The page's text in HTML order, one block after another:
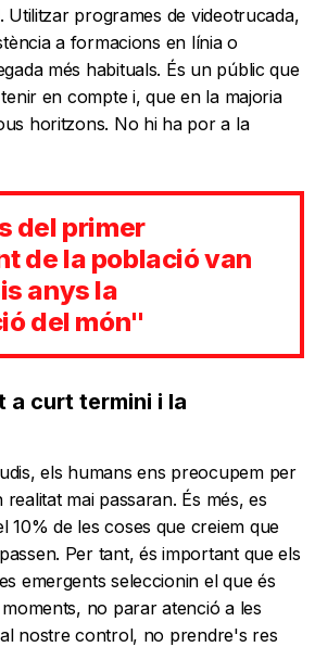
Utilitzar programes de videotrucada,
a formacions en línia o
més habituals. És un públic que
en compte i, que en la majoria
horitzons. No hi ha por a la
del primer
de la població van
anys la
del món"
a curt termini i la
els humans ens preocupem per
mai passaran. És més, es
10% de les coses que creiem que
Per tant, és important que els
emergents seleccionin el que és
no parar atenció a les
nostre control, no prendre's res